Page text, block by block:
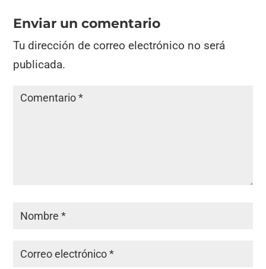
Enviar un comentario
Tu dirección de correo electrónico no será
publicada.